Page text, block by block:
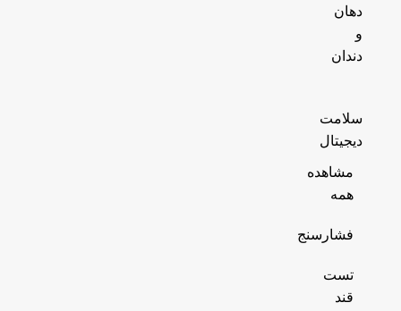
دهان
و
دندان
سلامت
دیجیتال
مشاهده
همه
فشارسنج
تست
قند